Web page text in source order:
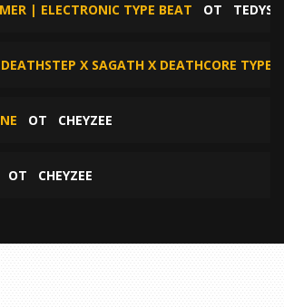
| ELECTRONIC TYPE BEAT ОТ
X SAGATH X DEATHCORE TYPE
ОТ CHEYZEE
ОТ CHEYZEE